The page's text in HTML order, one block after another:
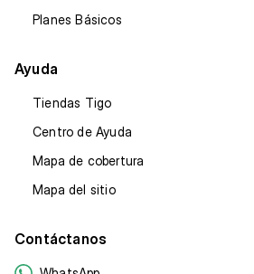
Planes Básicos
Ayuda
Tiendas Tigo
Centro de Ayuda
Mapa de cobertura
Mapa del sitio
Contáctanos